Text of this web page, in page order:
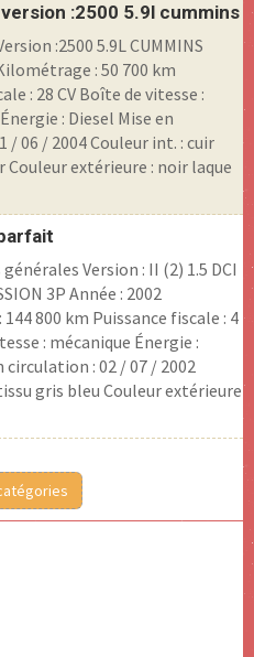
:2500 5.9l cummins
:2500 5.9L CUMMINS
: 50 700 km
: 28 CV Boîte de vitesse :
: Diesel Mise en
/ 06 / 2004 Couleur int. : cuir
extérieure : noir laque
Version : II (2) 1.5 DCI
3P Année : 2002
800 km Puissance fiscale : 4
: mécanique Énergie :
circulation : 02 / 07 / 2002
gris bleu Couleur extérieure